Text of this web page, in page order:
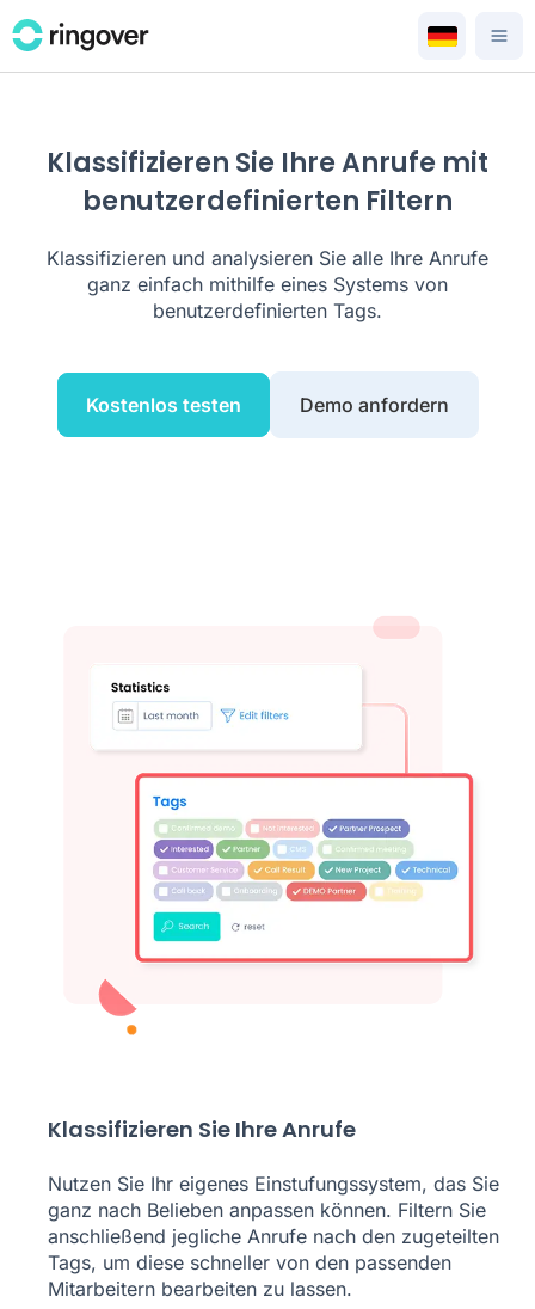
Klassifizieren Sie Ihre Anrufe mit
benutzerdefinierten Filtern
Klassifizieren und analysieren Sie alle Ihre Anrufe
ganz einfach mithilfe eines Systems von
benutzerdefinierten Tags.
Kostenlos testen Demo anfordern
Klassifizieren Sie Ihre Anrufe
Nutzen Sie Ihr eigenes Einstufungssystem, das Sie
ganz nach Belieben anpassen können. Filtern Sie
anschließend jegliche Anrufe nach den zugeteilten
Tags, um diese schneller von den passenden
Mitarbeitern bearbeiten zu lassen.